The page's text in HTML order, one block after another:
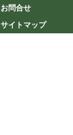
お問合せ
サイトマップ